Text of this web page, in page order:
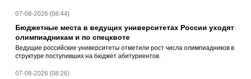
07-08-2026 (08:44)
Бюджетные места в ведущих университетах России уходят
олимпиадникам и по спецквоте
Ведущие российские университеты отметили рост числа олимпиадников в
структуре поступивших на бюджет абитуриентов.
07-08-2026 (08:26)